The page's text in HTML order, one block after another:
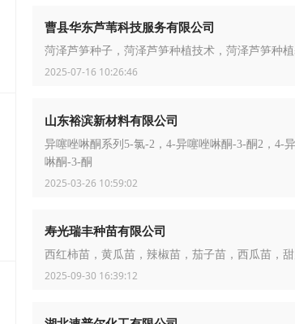
曹县华东芦苇科技服务有限公司
菏泽芦笋种子，菏泽芦笋种植技术，菏泽芦笋种
2025-07-16 10:26:46
山东裕滨新材料有限公司
异噻唑啉酮系列5-氯-2，4-异噻唑啉酮-3-酮2，4-
啉酮-3-酮
2025-03-26 10:59:02
寿光瑞丰种苗有限公司
西红柿苗，黄瓜苗，辣椒苗，茄子苗，西瓜苗，
2025-09-30 16:39:12